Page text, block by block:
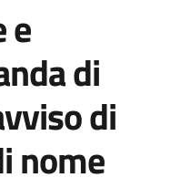
e
di
di
nome